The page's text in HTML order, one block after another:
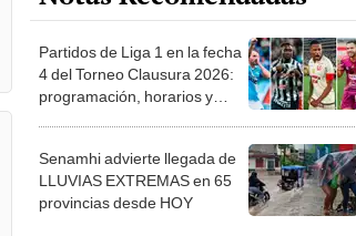
Partidos de Liga 1 en la fecha
4 del Torneo Clausura 2026:
programación, horarios y
Senamhi advierte llegada de
LLUVIAS EXTREMAS en 65
provincias desde HOY